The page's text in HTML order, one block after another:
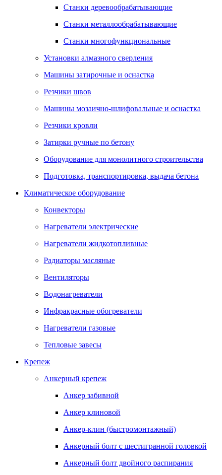
Станки деревообрабатывающие
Станки металлообрабатывающие
Станки многофункциональные
Установки алмазного сверления
Машины затирочные и оснастка
Резчики швов
Машины мозаично-шлифовальные и оснастка
Резчики кровли
Затирки ручные по бетону
Оборудование для монолитного строительства
Подготовка, транспортировка, выдача бетона
Климатическое оборудование
Конвекторы
Нагреватели электрические
Нагреватели жидкотопливные
Радиаторы масляные
Вентиляторы
Водонагреватели
Инфракрасные обогреватели
Нагреватели газовые
Тепловые завесы
Крепеж
Анкерный крепеж
Анкер забивной
Анкер клиновой
Анкер-клин (быстромонтажный)
Анкерный болт с шестигранной головкой
Анкерный болт двойного распирания